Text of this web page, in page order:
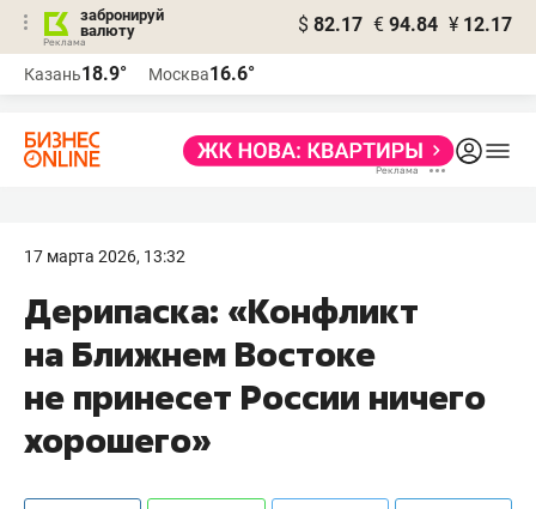
забронируй
валюту
$ 82.17 € 94.84 ¥ 12.17
Казань18.9° Москва16.6°
17 марта 2026, 13:32
Дерипаска: «Конфликт
на Ближнем Востоке
не принесет России ничего
хорошего»